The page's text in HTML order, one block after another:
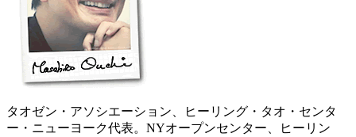
タオゼン・アソシエーション、ヒーリング・タオ・センタ
ー・ニューヨーク代表。NYオープンセンター、ヒーリン